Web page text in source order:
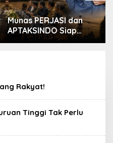
Munas PERJASI dan
APTAKSINDO Siap
Digelar, Bahas
Rakyat!
Tinggi Tak Perlu